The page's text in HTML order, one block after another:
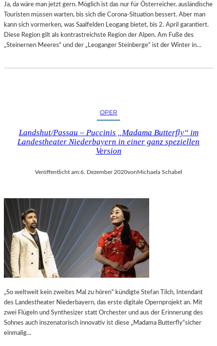
Ja, da wäre man jetzt gern. Möglich ist das nur für Österreicher, ausländische
Touristen müssen warten, bis sich die Corona-Situation bessert. Aber man
kann sich vormerken, was Saalfelden Leogang bietet, bis 2. April garantiert.
Diese Region gilt als kontrastreichste Region der Alpen. Am Fuße des
„Steinernen Meeres“ und der „Leoganger Steinberge“ ist der Winter in…
OPER
Landshut/Passau – Puccinis „Madama Butterfly“ im
Landestheater Niederbayern in einer ganz speziellen
Version
Veröffentlicht am:6. Dezember 2020vonMichaela Schabel
„So weltweit kein zweites Mal zu hören“ kündigte Stefan Tilch, Intendant
des Landestheater Niederbayern, das erste digitale Opernprojekt an. Mit
zwei Flügeln und Synthesizer statt Orchester und aus der Erinnerung des
Sohnes auch inszenatorisch innovativ ist diese „Madama Butterfly“sicher
einmalig…